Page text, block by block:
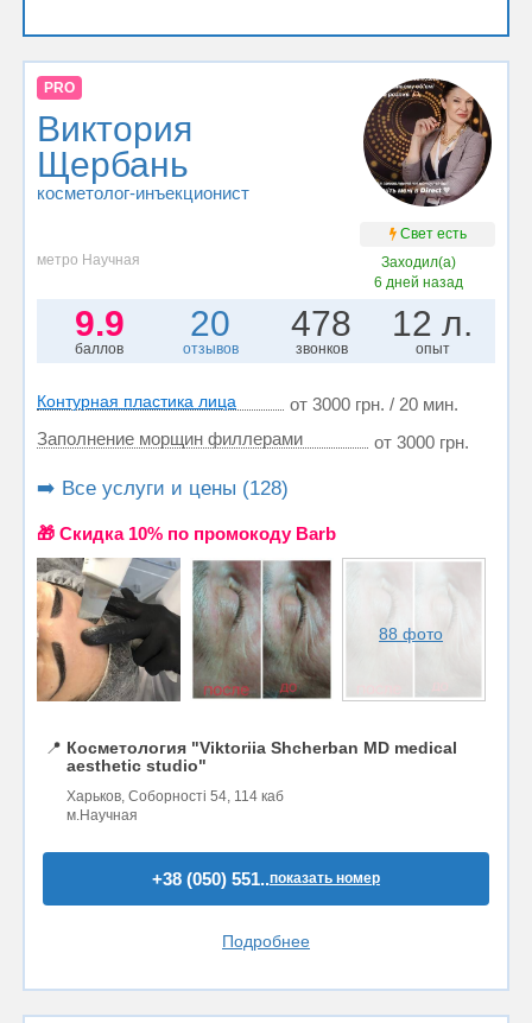
PRO
Виктория
Щербань
косметолог-инъекционист
Свет есть
метро Научная
Заходил(а)
6 дней назад
9.9
баллов
20
отзывов
478
звонков
12 л.
опыт
Контурная пластика лица
от 3000 грн. / 20 мин.
Заполнение морщин филлерами
от 3000 грн.
➡️ Все услуги и цены (128)
🎁 Cкидка 10% по промокоду Barb
88 фото
📍 Косметология "Viktoriia Shcherban MD medical
aesthetic studio"
Харьков, Соборності 54, 114 каб
м.Научная
+38 (050) 551..показать номер
Подробнее